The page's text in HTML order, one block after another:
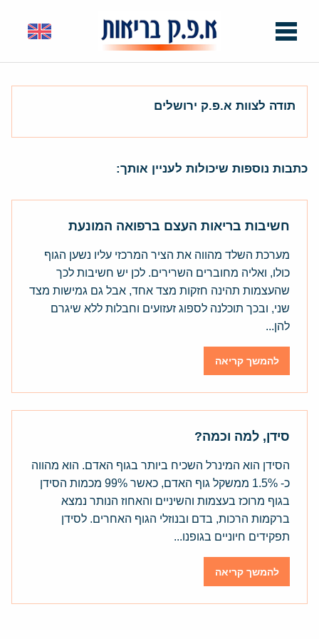
תודה לצוות א.פ.ק ירושלים
כתבות נוספות שיכולות לעניין אותך:
חשיבות בריאות העצם ברפואה המונעת
מערכת השלד מהווה את הציר המרכזי עליו נשען הגוף
כולו, ואליה מחוברים השרירים. לכן יש חשיבות לכך
שהעצמות תהינה חזקות מצד אחד, אבל גם גמישות מצד
שני, ובכך תוכלנה לספוג זעזועים וחבלות ללא שיגרם
להן...
להמשך קריאה
סידן, למה וכמה?
הסידן הוא המינרל השכיח ביותר בגוף האדם. הוא מהווה
כ- 1.5% ממשקל גוף האדם, כאשר 99% מכמות הסידן
בגוף מרוכז בעצמות והשיניים והאחוז הנותר נמצא
ברקמות הרכות, בדם ובנוזלי הגוף האחרים. לסידן
תפקידים חיוניים בגופנו...
להמשך קריאה